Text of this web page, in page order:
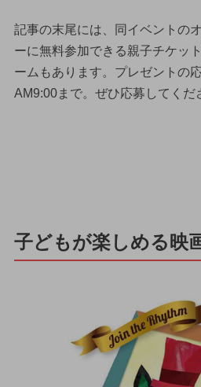
記事の末尾には、同イベントの
ーに無料参加できる親子チケッ
ームもあります。プレゼントの
AM9:00まで。ぜひ応募してくだ
子どもが楽しめる映